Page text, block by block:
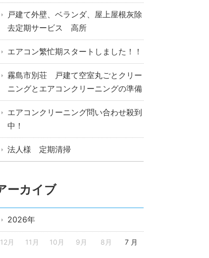
戸建て外壁、ベランダ、屋上屋根灰除
去定期サービス 高所
エアコン繁忙期スタートしました！！
霧島市別荘 戸建て空室丸ごとクリー
ニングとエアコンクリーニングの準備
エアコンクリーニング問い合わせ殺到
中！
法人様 定期清掃
ーカイブ
2026年
12月 11月 10月 9月 8月 7 月